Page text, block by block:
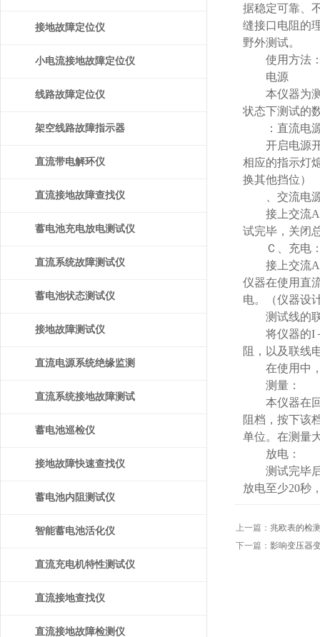
仪
接地故障定位仪
小电流接地故障定位仪
线路故障定位仪
架空线路故障指示器
直流带电解环仪
直流接地故障查找仪
蓄电池充电放电测试仪
直流系统故障测试仪
蓄电池状态测试仪
接地故障测试仪
直流电源系统绝缘监测
装置
直流系统接地故障测试
仪
蓄电池巡检仪
接地故障快速查找仪
蓄电池内阻测试仪
智能蓄电池活化仪
直流充电机特性测试仪
直流接地查找仪
直流接地故障检测仪
据稳定可靠、
缝接口电阻的
野外测试。
使用方法
电源
本仪器为测
状态下测试的
：直流电源
开启电源开
相应的指示灯
换其他挡位）
、交流电源
接上交流
试完毕，关闭
Ｃ、充电
接上交流
仪器在使用直
电。（仪器设
测试线的联
将仪器的I＋
阻，以及联线
在使用中，
测量：
本仪器在回
阻档，按下该
单位。在测量
放电：
测试完毕后
放电至少20秒
上一篇： 兆欧表的检
下一篇： 影响变压器